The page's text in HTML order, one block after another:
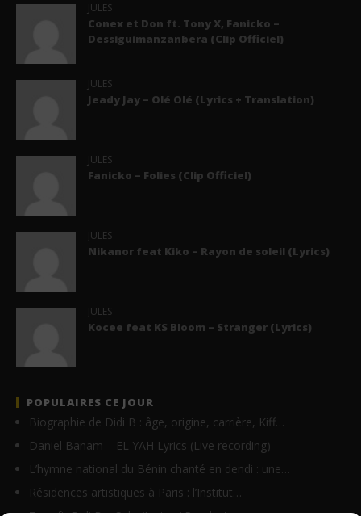
JULES
Conex et Don ft. Tony X, Fanicko –
Dessiguimanzanbera (Clip Officiel)
JULES
Jeady Jay – Olé Olé (Lyrics + Translation)
JULES
Fanicko – Folies (Clip Officiel)
JULES
Nikanor feat Kiko – Rayon de soleil (Lyrics)
JULES
Kocee feat KS Bloom – Stranger (Lyrics)
POPULAIRES CE JOUR
Biographie de Didi B : âge, origine, carrière, Kiff…
Daniel Banam – EL YAH Lyrics (Live recording)
L’hymne national du Bénin chanté en dendi : une…
Résidences artistiques à Paris : l’Institut…